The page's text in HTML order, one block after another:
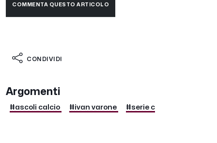
COMMENTA QUESTO ARTICOLO
CONDIVIDI
Argomenti
#ascoli calcio #ivan varone #serie c